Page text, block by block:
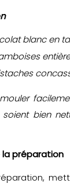
blanc en
bien
la préparation